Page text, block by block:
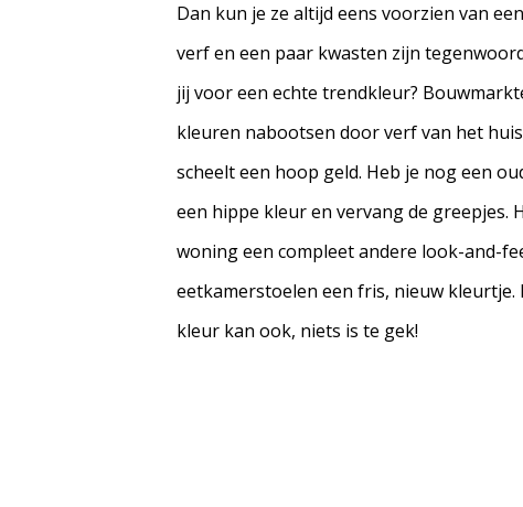
Dan kun je ze altijd eens voorzien van
verf en een paar kwasten zijn
jij voor een echte trendkleur?
kleuren nabootsen door verf van het
scheelt een hoop geld. Heb je nog een
een hippe kleur en vervang de greepjes.
woning een compleet andere look-and-
eetkamerstoelen een fris, nieuw kleurtje.
kleur kan ook, niets is te gek!